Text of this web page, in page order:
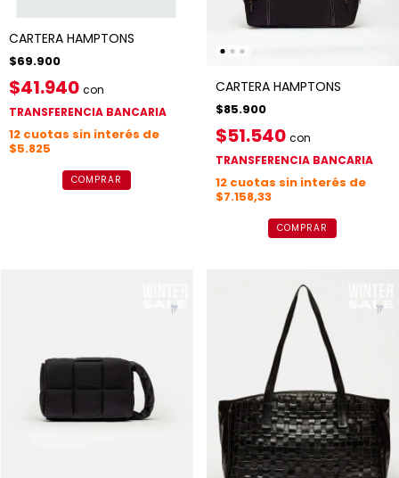
CARTERA HAMPTONS
$69.900
$41.940 con
TRANSFERENCIA BANCARIA
12 cuotas sin interés de
$5.825
COMPRAR
CARTERA HAMPTONS
$85.900
$51.540 con
TRANSFERENCIA BANCARIA
12 cuotas sin interés de
$7.158,33
COMPRAR